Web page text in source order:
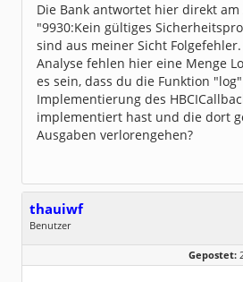
Die Bank antwortet hier direkt
"9930:Kein gültiges
sind aus meiner Sicht
Analyse fehlen hier eine Menge
es sein, dass du die Funktion
Implementierung des
implementiert hast und die dort
Ausgaben verlorengehen?
thauiwf
Benutzer
Geschlecht:
keine Angabe
Dabei seit:
01 / 2025
Gepostet: